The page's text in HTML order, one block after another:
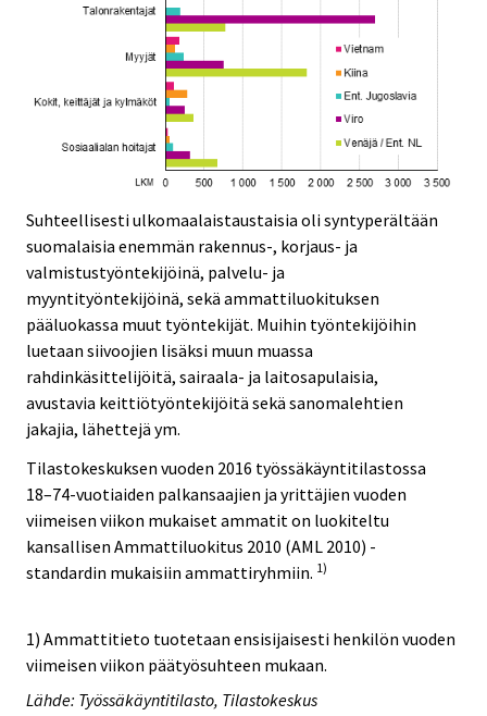
Suhteellisesti ulkomaalaistaustaisia oli syntyperältään
suomalaisia enemmän rakennus-, korjaus- ja
valmistustyöntekijöinä, palvelu- ja
myyntityöntekijöinä, sekä ammattiluokituksen
pääluokassa muut työntekijät. Muihin työntekijöihin
luetaan siivoojien lisäksi muun muassa
rahdinkäsittelijöitä, sairaala- ja laitosapulaisia,
avustavia keittiötyöntekijöitä sekä sanomalehtien
jakajia, lähettejä ym.
Tilastokeskuksen vuoden 2016 työssäkäyntitilastossa
18–74-vuotiaiden palkansaajien ja yrittäjien vuoden
viimeisen viikon mukaiset ammatit on luokiteltu
kansallisen Ammattiluokitus 2010 (AML 2010) -
standardin mukaisiin ammattiryhmiin. 1)
1) Ammattitieto tuotetaan ensisijaisesti henkilön vuoden
viimeisen viikon päätyösuhteen mukaan.
Lähde: Työssäkäyntitilasto, Tilastokeskus